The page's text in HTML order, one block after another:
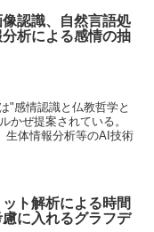
認識、自然言語処
析による感情の抽
"感情認識と仏教哲学と
かぜ提案されている。
生体情報分析等のAI技術
ト解析による時間
に入れるグラフデ